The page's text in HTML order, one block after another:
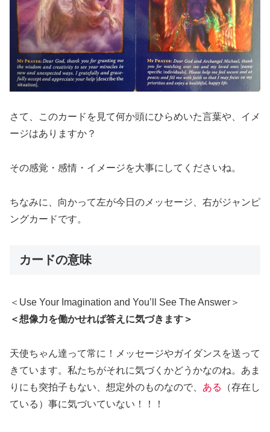
さて、このカードを見て何か頭にひらめいた言葉や、イメ
ージはありますか？
その感覚・感情・イメージを大事にしてくださいね。
ちなみに、向かって左が今日のメッセージ、右がジャンピ
ングカードです。
カードの意味
＜Use Your Imagination and You’ll See The Answer＞
＜想像力を働かせれば答えに気づきます＞
天使ちゃん達って常に！メッセージやガイダンスを送って
きています。私たちがそれに気づくかどうかなのね。あま
りにも突拍子もない、想定外のものなので、 ある
（存在し
ている）事に気づいていない！！！